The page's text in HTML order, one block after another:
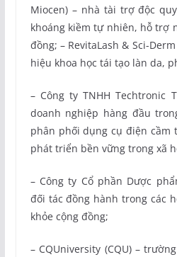
Miocen) – nhà tài trợ độc
khoáng kiềm tự nhiên, hỗ trợ
đồng; – RevitaLash & Sci-
hiệu khoa học tái tạo làn da,
– Công ty TNHH Techtronic
doanh nghiệp hàng đầu
phân phối dụng cụ điện cầm
phát triển bền vững trong xã
– Công ty Cổ phần Dược
đối tác đồng hành trong các
khỏe cộng đồng;
– CQUniversity (CQU) –